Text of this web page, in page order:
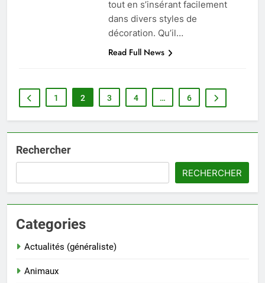
tout en s’insérant facilement
dans divers styles de
décoration. Qu’il…
Read Full News
1 2 3 4 … 6
Rechercher
RECHERCHER
Categories
Actualités (généraliste)
Animaux